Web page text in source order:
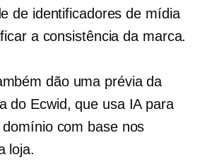
de identificadores de mídia
a consistência da marca.
dão uma prévia da
do Ecwid, que usa IA para
com base nos
loja.